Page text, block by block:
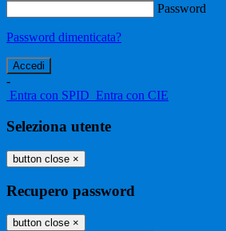
Password
Password dimenticata?
-
Entra con SPID Entra con CIE
Seleziona utente
button close ×
Recupero password
button close ×